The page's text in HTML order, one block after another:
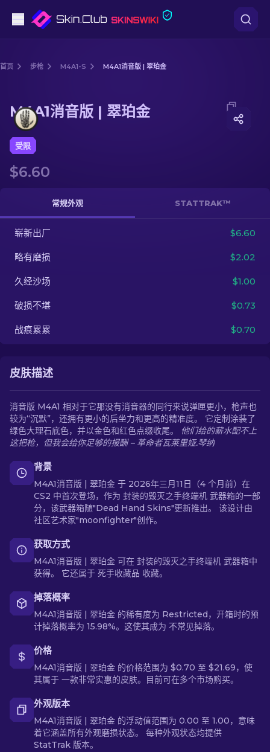
步枪
匕首
手套
武器箱
其他
ZH-CN
首页 步枪 M4A1-S M4A1消音版 | 翠珀金
Media of M4A1消音版 | 翠珀金
M4A1消音版 | 翠珀金
受限
$6.60
常规外观 STATTRAK™
崭新出厂 $6.60
略有磨损 $2.02
久经沙场 $1.00
破损不堪 $0.73
战痕累累 $0.70
皮肤描述
消音版 M4A1 相对于它那没有消音器的同行来说弹匣更小，枪声也
较为“沉默”，还拥有更小的后坐力和更高的精准度。 它定制涂装了
绿色大理石底色，并以金色和红色点缀收尾。
他们给的薪水配不上
这把枪，但我会给你足够的报酬 – 革命者瓦莱里娅.琴纳
背景
M4A1消音版 | 翠珀金 于 2026年三月11日（4 个月前）在
CS2 中首次登场，作为 封装的毁灭之手终端机 武器箱的一部
分，该武器箱随"Dead Hand Skins"更新推出。 该设计由
社区艺术家"moonfighter"创作。
获取方式
M4A1消音版 | 翠珀金 可在 封装的毁灭之手终端机 武器箱中
获得。 它还属于 死手收藏品 收藏。
掉落概率
M4A1消音版 | 翠珀金 的稀有度为 Restricted，开箱时的预
计掉落概率为 15.98%。这使其成为 不常见掉落。
价格
M4A1消音版 | 翠珀金 的价格范围为 $0.70 至 $21.69，使
其属于 一款非常实惠的皮肤。目前可在多个市场购买。
外观版本
M4A1消音版 | 翠珀金 的浮动值范围为 0.00 至 1.00，意味
着它涵盖所有外观磨损状态。 每种外观状态均提供
StatTrak 版本。